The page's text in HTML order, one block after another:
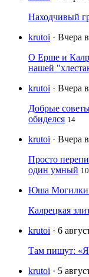
Находчивый
krutoi · Вчера
О Ерше и
нашей
krutoi · Вчера
Добрые
обиделся 14
krutoi · Вчера
Просто
один умный 10
Юша
Калрецкая
krutoi · 6
Там пишут:
krutoi · 5